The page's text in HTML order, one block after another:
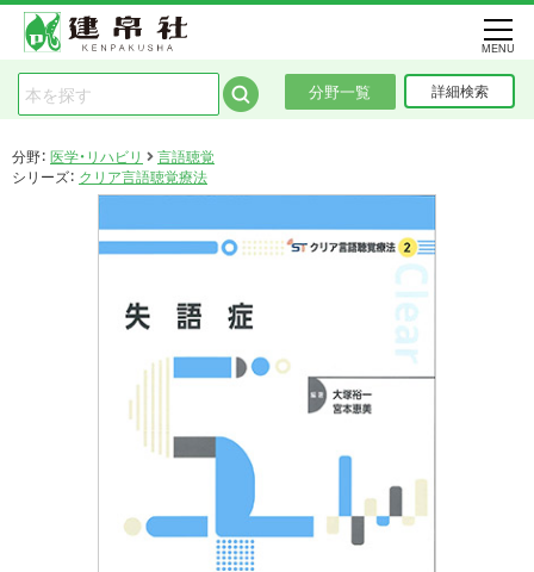
分野一覧 詳細検索
MENU
分野： 医学・リハビリ
言語聴覚
シリーズ： クリア言語聴覚療法